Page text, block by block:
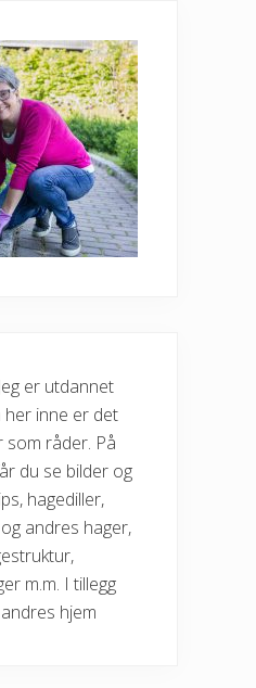
er utdannet
her inne er det
som råder. På
du se bilder og
hagediller,
andres hager,
m.m. I tillegg
hjem